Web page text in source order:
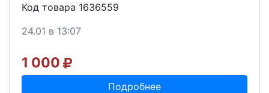
Код товара 1636559
24.01 в 13:07
1 000
Подробнее